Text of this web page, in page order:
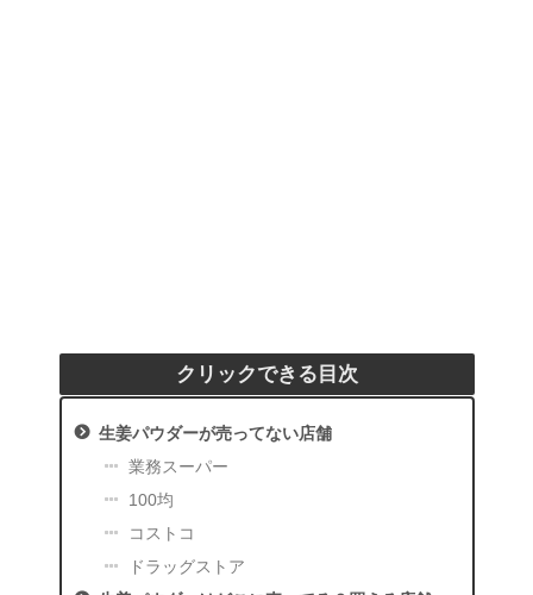
クリックできる目次
生姜パウダーが売ってない店舗
業務スーパー
100均
コストコ
ドラッグストア